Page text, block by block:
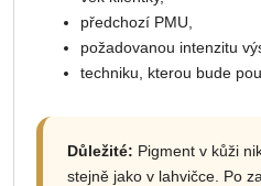
předchozí PMU,
požadovanou intenzitu
techniku, kterou bude
Důležité: Pigment v kůži
stejně jako v lahvičce. Po